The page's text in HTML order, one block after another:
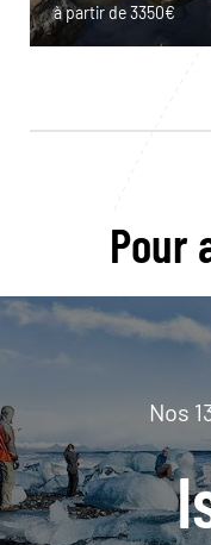
à partir de 3350€
Pour
Nos